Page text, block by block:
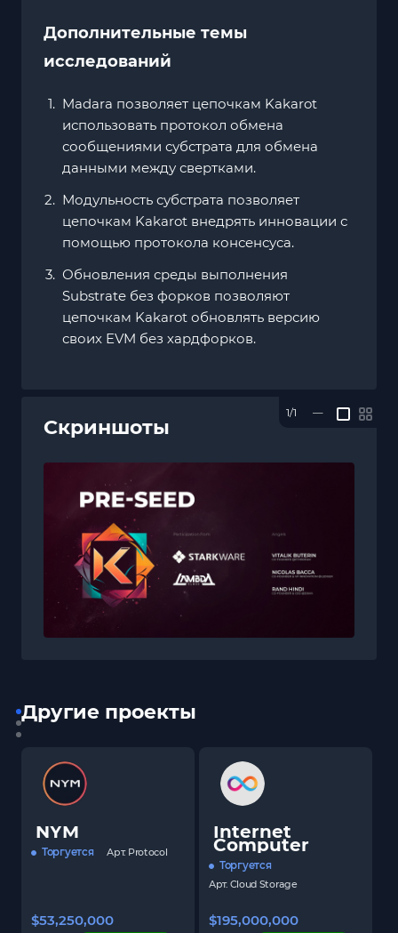
Дополнительные темы
исследований
Madara позволяет цепочкам Kakarot
использовать протокол обмена
сообщениями субстрата для обмена
данными между свертками.
Модульность субстрата позволяет
цепочкам Kakarot внедрять инновации с
помощью протокола консенсуса.
Обновления среды выполнения
Substrate без форков позволяют
цепочкам Kakarot обновлять версию
своих EVM без хардфорков.
Скриншоты
1/1 —
Другие проекты
NYM
Торгуется Арт. Protocol
$53,250,000
Internet
Computer
Торгуется
Арт. Cloud Storage
$195,000,000